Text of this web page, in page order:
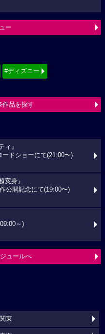
ー
#ディズニー
作品を探す
ィ』
ドショーにて(21:00〜)
変身』
公開記念にて(19:00〜)
～)
ュールへ
関東